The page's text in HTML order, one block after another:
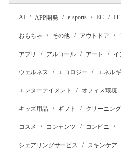
AI APP開発 e-sports EC IT
おもちゃ その他 アウトドア
アプリ アルコール アート イ
ウェルネス エコロジー エネル
エンターテイメント オフィス環境
キッズ用品 ギフト クリーニング
コスメ コンテンツ コンビニ
シェアリングサービス スキンケア